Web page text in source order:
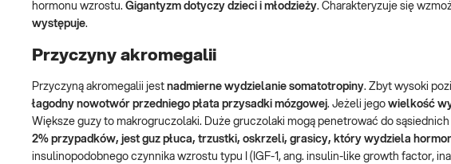
hormonu wzrostu. Gigantyzm dotyczy dzieci i młodzieży. Charakteryzuje się
występuje.
Przyczyny akromegalii
Przyczyną akromegalii jest nadmierne wydzielanie somatotropiny. Zbyt wysoki
łagodny nowotwór przedniego płata przysadki mózgowej. Jeżeli jego wielkość
Większe guzy to makrogruczolaki. Duże gruczolaki mogą penetrować do sąsiednich
2% przypadków, jest guz płuca, trzustki, oskrzeli, grasicy, który wydziela
insulinopodobnego czynnika wzrostu typu I (IGF-1, ang. insulin-like growth factor,